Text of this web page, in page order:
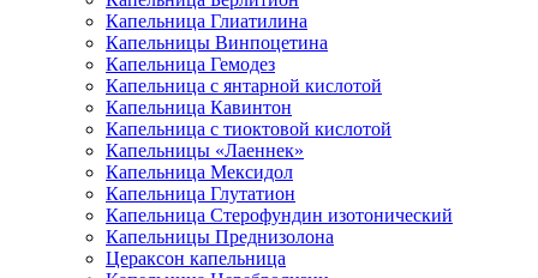
Капельница Глиатилина
Капельницы Винпоцетина
Капельница Гемодез
Капельница с янтарной кислотой
Капельница Кавинтон
Капельница с тиоктовой кислотой
Капельницы «Лаеннек»
Капельница Мексидол
Капельница Глутатион
Капельница Стерофундин изотонический
Капельницы Преднизолона
Цераксон капельница